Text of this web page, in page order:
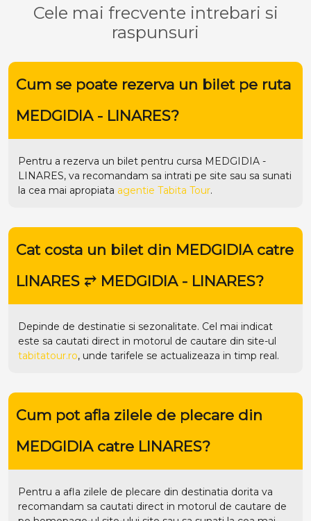
Cele mai frecvente intrebari si
raspunsuri
Cum se poate rezerva un bilet pe ruta
MEDGIDIA - LINARES?
Pentru a rezerva un bilet pentru cursa MEDGIDIA -
LINARES, va recomandam sa intrati pe site sau sa sunati
la cea mai apropiata agentie Tabita Tour.
Cat costa un bilet din MEDGIDIA catre
LINARES ⥂ MEDGIDIA - LINARES?
Depinde de destinatie si sezonalitate. Cel mai indicat
este sa cautati direct in motorul de cautare din site-ul
tabitatour.ro, unde tarifele se actualizeaza in timp real.
Cum pot afla zilele de plecare din
MEDGIDIA catre LINARES?
Pentru a afla zilele de plecare din destinatia dorita va
recomandam sa cautati direct in motorul de cautare de